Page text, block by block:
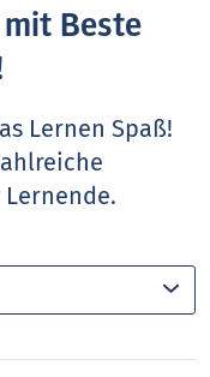
Beste
Lernen Spaß!